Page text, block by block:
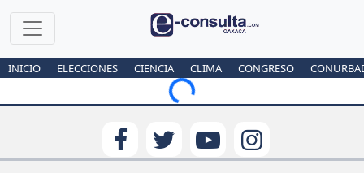
INICIO ELECCIONES CIENCIA CLIMA CONGRESO
Loading...